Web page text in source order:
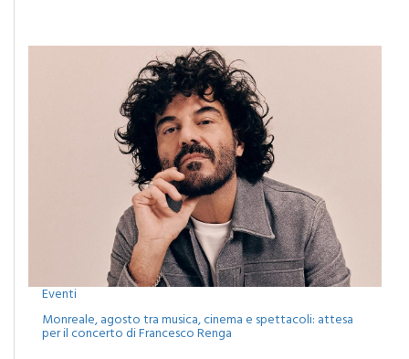
Eventi
Monreale, agosto tra musica, cinema e spettacoli: attesa